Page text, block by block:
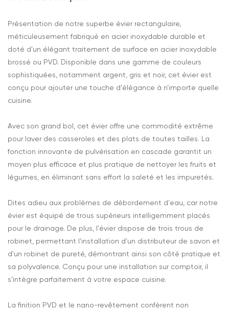
Présentation de notre superbe évier rectangulaire,
méticuleusement fabriqué en acier inoxydable durable et
doté d'un élégant traitement de surface en acier inoxydable
brossé ou PVD. Disponible dans une gamme de couleurs
sophistiquées, notamment argent, gris et noir, cet évier est
conçu pour ajouter une touche d'élégance à n'importe quelle
cuisine.
Avec son grand bol, cet évier offre une commodité extrême
pour laver des casseroles et des plats de toutes tailles. La
fonction innovante de pulvérisation en cascade garantit un
moyen plus efficace et plus pratique de nettoyer les fruits et
légumes, en éliminant sans effort la saleté et les impuretés.
Dites adieu aux problèmes de débordement d'eau, car notre
évier est équipé de trous supérieurs intelligemment placés
pour le drainage. De plus, l'évier dispose de trois trous de
robinet, permettant l'installation d'un distributeur de savon et
d'un robinet de pureté, démontrant ainsi son côté pratique et
sa polyvalence. Conçu pour une installation sur comptoir, il
s’intègre parfaitement à votre espace cuisine.
La finition PVD et le nano-revêtement confèrent non